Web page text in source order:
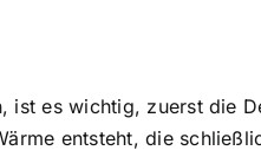
ist es wichtig, zuerst die
entsteht, die